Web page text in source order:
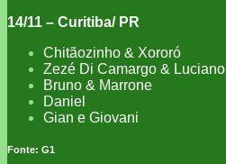
14/11 – Curitiba/ PR
Chitãozinho & Xororó
Zezé Di Camargo & Luciano
Bruno & Marrone
Daniel
Gian e Giovani
Fonte: G1